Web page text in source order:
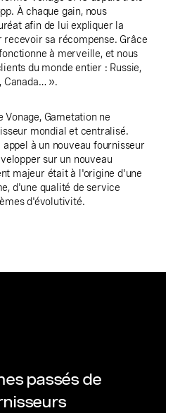
À chaque gain, nous
afin de lui expliquer la
recevoir sa récompense. Grâce
à merveille, et nous
du monde entier : Russie,
Canada… ».
Gametation ne
mondial et centralisé.
à un nouveau fournisseur
sur un nouveau
majeur était à l'origine d'une
d'une qualité de service
d'évolutivité.
passés de